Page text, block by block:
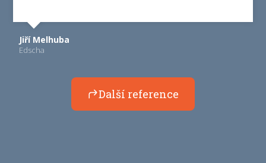
Jiří Melhuba
Edscha
Další reference